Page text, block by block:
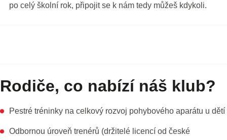
po celý školní rok, připojit se k nám tedy můžeš kdykoli.
Rodiče, co nabízí náš klub?
Pestré tréninky na celkový rozvoj pohybového aparátu u dětí
Odbornou úroveň trenérů (držitelé licencí od české